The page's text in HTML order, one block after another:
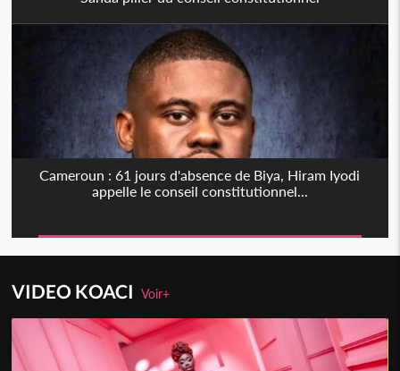
Cameroun : 61 jours d'absence de Biya, Hiram Iyodi
appelle le conseil constitutionnel...
VIDEO KOACIVoir+